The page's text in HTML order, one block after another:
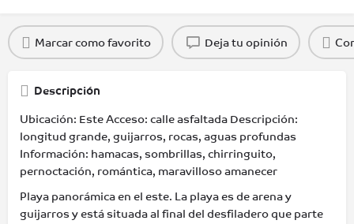
Marcar como favorito Deja tu opinión
Descripción
Ubicación: Este Acceso: calle asfaltada Descripción:
longitud grande, guijarros, rocas, aguas profundas
Información: hamacas, sombrillas, chirringuito,
pernoctación, romántica, maravilloso amanecer
Playa panorámica en el este. La playa es de arena y
guijarros y está situada al final del desfiladero que parte